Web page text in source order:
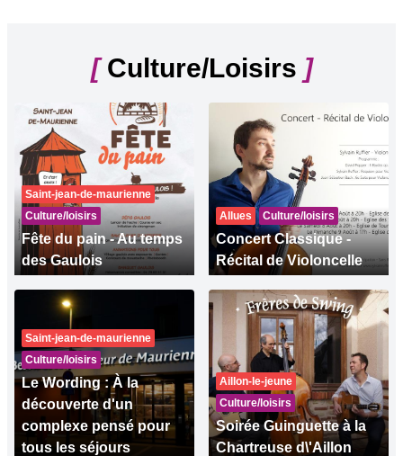
[Culture/Loisirs ]
Saint-jean-de-maurienne
Culture/loisirs
Fête du pain - Au temps
des Gaulois
Allues Culture/loisirs
Concert Classique -
Récital de Violoncelle
Saint-jean-de-maurienne
Culture/loisirs
Le Wording : À la
découverte d'un
complexe pensé pour
tous les séjours
Aillon-le-jeune
Culture/loisirs
Soirée Guinguette à la
Chartreuse d\'Aillon